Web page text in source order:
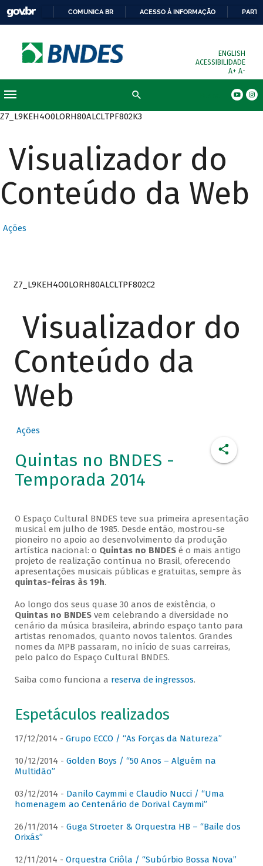
COMUNICA BR ACESSO À INFORMAÇÃO
ENGLISH
ACESSIBILIDADE
A+ A-
Z7_L9KEH4O0LORH80ALCLTPF802K3
Visualizador do
Conteúdo da Web
Ações
Z7_L9KEH4O0LORH80ALCLTPF802C2
Visualizador do
Conteúdo da
Web
Ações
Quintas no BNDES -
Temporada 2014
O Espaço Cultural BNDES teve sua primeira apresentação
musical em julho de 1985. Desde então, mostrou-se
pioneiro no apoio ao desenvolvimento da produção
artística nacional: o Quintas no BNDESé o mais antigo
projeto de realização contínua no Brasil, oferecendo
apresentações musicais públicas e gratuitas, sempre às
quintas-feiras às 19h.
Ao longo dos seus quase 30 anos de existência, o
Quintas no BNDESvem celebrando a diversidade no
cenário da música brasileira, abrindo espaço tanto para
artistas renomados, quanto novos talentos. Grandes
nomes da MPB passaram, no início de suas carreiras,
pelo palco do Espaço Cultural BNDES.
Saiba como funciona a reserva de ingressos.
Espetáculos realizados
17/12/2014 - Grupo ECCO / “As Forças da Natureza”
10/12/2014 - Golden Boys / “50 Anos – Alguém na
Multidão”
03/12/2014 - Danilo Caymmi e Claudio Nucci / “Uma
homenagem ao Centenário de Dorival Caymmi”
26/11/2014 - Guga Stroeter & Orquestra HB – “Baile dos
Orixás”
12/11/2014 - Orquestra Criôla / “Subúrbio Bossa Nova”